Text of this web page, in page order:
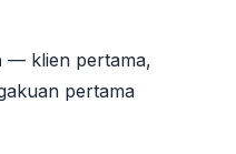
— klien pertama,
pertama